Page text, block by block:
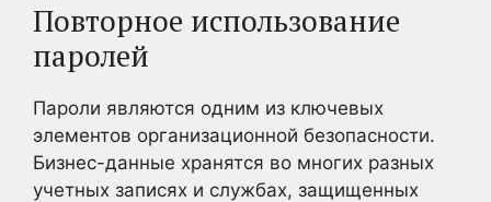
Повторное использование
паролей
Пароли являются одним из ключевых
элементов организационной безопасности.
Бизнес-данные хранятся во многих разных
учетных записях и службах, защищенных